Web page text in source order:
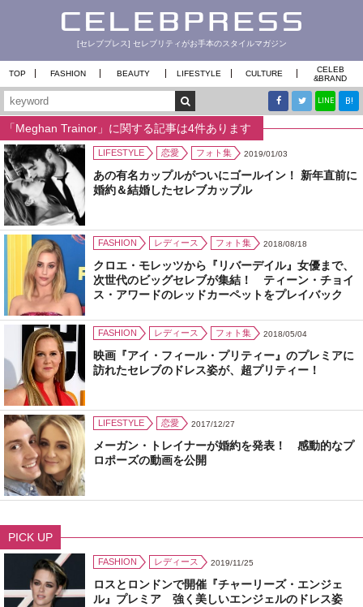
[セレブプレス] セレブリティがお手本のスタイルマガジン
TOP FASHION BEAUTY LIFESTYLE CULTURE
CELEB
&BRAND
LINE B!
「Meghan Trainor」に関する記事は4件あります
LIFESTYLE 恋愛 フォト集 2019/01/03
あの有名カップルがついにゴールイン！ 新年直前に
婚約＆結婚したセレブカップル
FASHION レディース フォト集 2018/08/18
クロエ・モレッツから『リバーデイル』女優まで、
次世代のビッグセレブが集結！ ティーン・チョイ
ス・アワードのレッドカーペットをプレイバック
FASHION レディース フォト集 2018/05/04
映画『アイ・フィール・プリティー』のプレミアに
訪れたセレブのドレス姿が、超プリティー！
LIFESTYLE 恋愛 2017/12/27
メーガン・トレイナーが婚約を発表！ 感動的なプ
ロポーズの動画を公開
PICK UP
FASHION レディース 2019/11/25
ロスとロンドンで開催『チャーリーズ・エンジェ
ル』プレミア 強く美しいエンジェルのドレス姿